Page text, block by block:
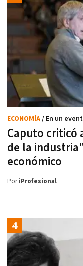
Caputo criticó
de la
económico
ECONOMÍA/ En un
PoriProfesional